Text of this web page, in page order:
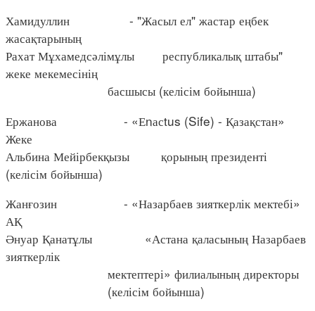
Хамидуллин - "Жасыл ел" жастар еңбек
жасақтарының
Рахат Мұхамедсәлімұлы республикалық штабы"
жеке мекемесінің
басшысы (келісім бойынша)
Ержанова - «Еnасtus (Sife) - Қазақстан»
Жеке
Альбина Мейірбекқызы қорының президенті
(келісім бойынша)
Жанғозин - «Назарбаев зияткерлік мектебі»
АҚ
Әнуар Қанатұлы «Астана қаласының Назарбаев
зияткерлік
мектептері» филиалының директоры
(келісім бойынша)